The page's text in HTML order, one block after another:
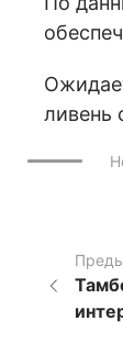
ливень